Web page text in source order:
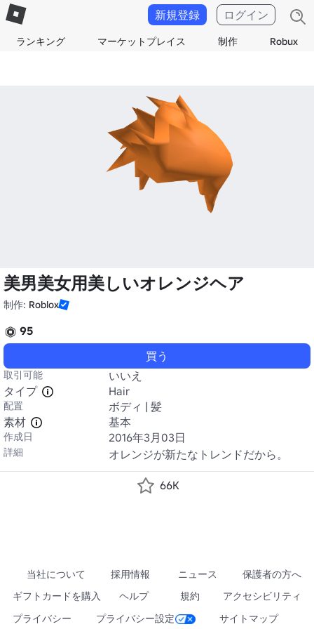
ランキング マーケットプレイス 制作 Robux
新規登録 ログイン
美男美女用美しいオレンジヘア
制作: Roblox
95
買う
取引可能
いいえ
タイプ
Hair
配置
ボディ | 髪
素材
基本
作成日 2016年3月03日
詳細 オレンジが新たなトレンドだから。
66K
当社について 採用情報 ニュース
保護者の方へ
ギフトカードを購入
ヘルプ 規約
アクセシビリティ
プライバシー
プライバシー設定 サイトマップ